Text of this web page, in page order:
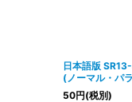
日本語版
(ノーマル・パ
50円(税別)